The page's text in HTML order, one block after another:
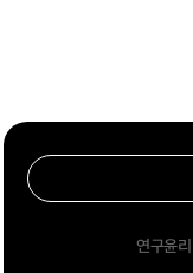
연구윤리